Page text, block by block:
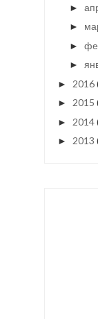
►
►
►
►
► 2016
► 2015
► 2014
► 2013